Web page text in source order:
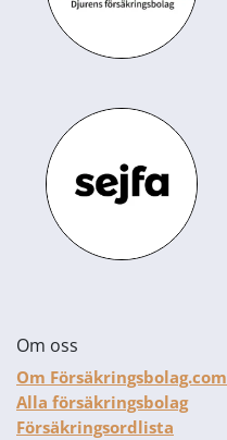
Om oss
Om Försäkringsbolag.com
Alla försäkringsbolag
Försäkringsordlista